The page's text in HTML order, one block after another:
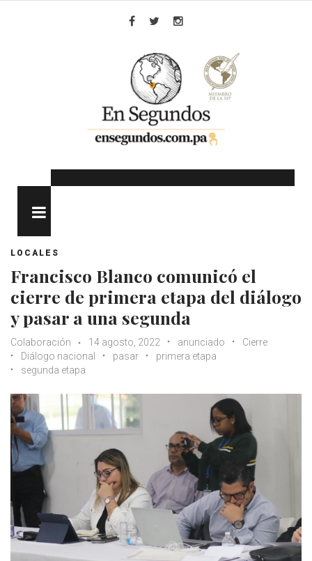
LOCALES
Francisco Blanco comunicó el
cierre de primera etapa del diálogo
y pasar a una segunda
Colaboración 14 agosto, 2022 anunciado
Cierre
Diálogo nacional
pasar
primera etapa
segunda etapa